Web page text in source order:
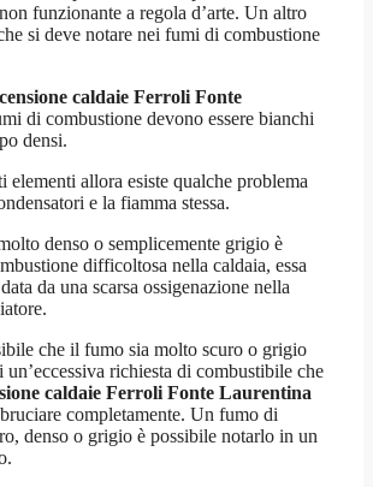
funzionante a regola d’arte. Un altro
si deve notare nei fumi di combustione
caldaie Ferroli Fonte
di combustione devono essere bianchi
densi.
elementi allora esiste qualche problema
e la fiamma stessa.
denso o semplicemente grigio è
difficoltosa nella caldaia, essa
da una scarsa ossigenazione nella
che il fumo sia molto scuro o grigio
un’eccessiva richiesta di combustibile che
caldaie Ferroli Fonte Laurentina
completamente. Un fumo di
denso o grigio è possibile notarlo in un